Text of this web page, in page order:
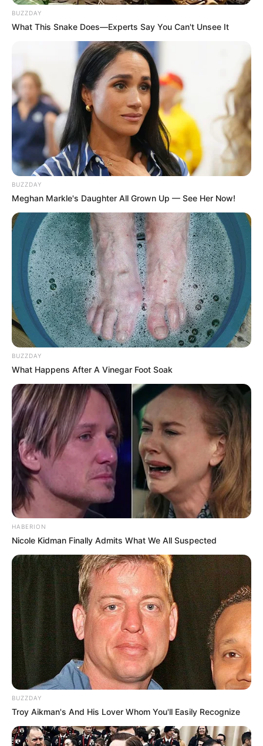
BUZZDAY
What This Snake Does—Experts Say You Can't Unsee It
BUZZDAY
Meghan Markle's Daughter All Grown Up — See Her Now!
BUZZDAY
What Happens After A Vinegar Foot Soak
HABERION
Nicole Kidman Finally Admits What We All Suspected
BUZZDAY
Troy Aikman's And His Lover Whom You'll Easily Recognize